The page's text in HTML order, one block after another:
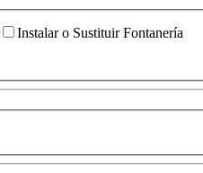
Instalar o Sustituir Fontanería